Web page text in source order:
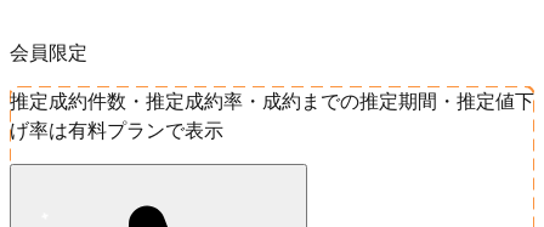
会員限定
推定成約件数・推定成約率・成約までの推定期間・推定値下
げ率は有料プランで表示